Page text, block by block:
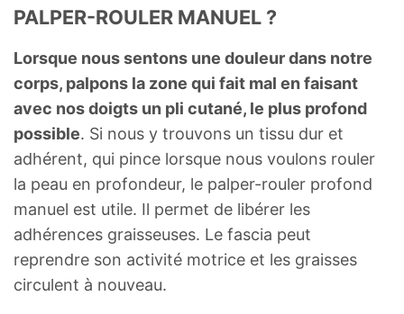
PALPER-ROULER MANUEL ?
Lorsque nous sentons une douleur dans notre
corps, palpons la zone qui fait mal en faisant
avec nos doigts un pli cutané, le plus profond
possible. Si nous y trouvons un tissu dur et
adhérent, qui pince lorsque nous voulons rouler
la peau en profondeur, le palper-rouler profond
manuel est utile. Il permet de libérer les
adhérences graisseuses. Le fascia peut
reprendre son activité motrice et les graisses
circulent à nouveau.